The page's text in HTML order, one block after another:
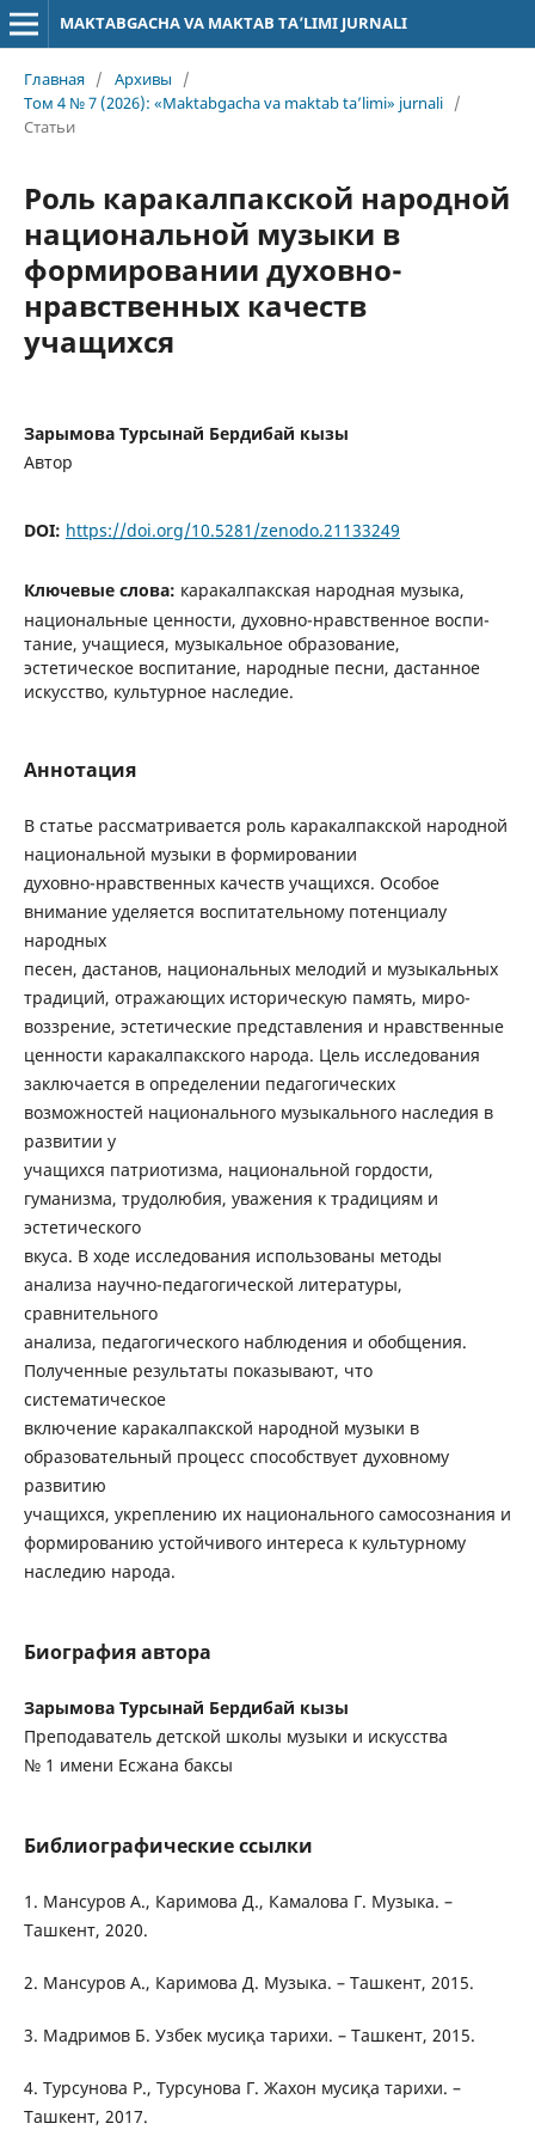
MAKTABGACHA VA MAKTAB TA’LIMI JURNALI
Главная / Архивы
/
Том 4 № 7 (2026): «Maktabgacha va maktab ta’limi» jurnali /
Статьи
Роль каракалпакской народной
национальной музыки в
формировании духовно-
нравственных качеств
учащихся
Зарымова Турсынай Бердибай кызы
Автор
DOI: https://doi.org/10.5281/zenodo.21133249
Ключевые слова: каракалпакская народная музыка,
национальные ценности, духовно-нравственное воспи-
тание, учащиеся, музыкальное образование,
эстетическое воспитание, народные песни, дастанное
искусство, культурное наследие.
Аннотация
В статье рассматривается роль каракалпакской народной
национальной музыки в формировании
духовно-нравственных качеств учащихся. Особое
внимание уделяется воспитательному потенциалу
народных
песен, дастанов, национальных мелодий и музыкальных
традиций, отражающих историческую память, миро-
воззрение, эстетические представления и нравственные
ценности каракалпакского народа. Цель исследования
заключается в определении педагогических
возможностей национального музыкального наследия в
развитии у
учащихся патриотизма, национальной гордости,
гуманизма, трудолюбия, уважения к традициям и
эстетического
вкуса. В ходе исследования использованы методы
анализа научно-педагогической литературы,
сравнительного
анализа, педагогического наблюдения и обобщения.
Полученные результаты показывают, что
систематическое
включение каракалпакской народной музыки в
образовательный процесс способствует духовному
развитию
учащихся, укреплению их национального самосознания и
формированию устойчивого интереса к культурному
наследию народа.
Биография автора
Зарымова Турсынай Бердибай кызы
Преподаватель детской школы музыки и искусства
№ 1 имени Есжана баксы
Библиографические ссылки
1. Мансуров А., Каримова Д., Камалова Г. Музыка. –
Ташкент, 2020.
2. Мансуров А., Каримова Д. Музыка. – Ташкент, 2015.
3. Мадримов Б. Узбек мусиқа тарихи. – Ташкент, 2015.
4. Турсунова Р., Турсунова Г. Жахон мусиқа тарихи. –
Ташкент, 2017.